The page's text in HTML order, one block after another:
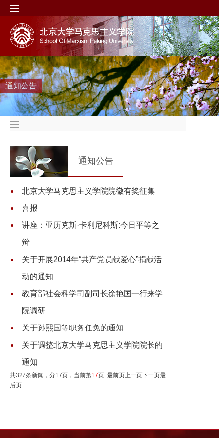
通知公告
通知公告
北京大学马克思主义学院院徽有奖征集
喜报
讲座：亚历克斯·卡利尼科斯:今日平等之
辩
关于开展2014年“共产党员献爱心”捐献活
动的通知
教育部社会科学司副司长徐艳国一行来学
院调研
关于孙熙国等职务任免的通知
关于调整北京大学马克思主义学院院长的
通知
共327条新闻，分17页，当前第17页 最前页上一页下一页最
后页